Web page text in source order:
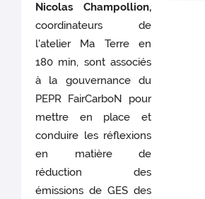
Nicolas Champollion,
coordinateurs de
l'atelier Ma Terre en
180 min, sont associés
à la gouvernance du
PEPR FairCarboN pour
mettre en place et
conduire les réflexions
en matière de
réduction des
émissions de GES des